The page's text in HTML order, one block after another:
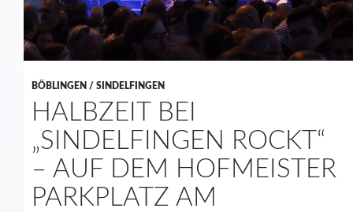
BÖBLINGEN / SINDELFINGEN
HALBZEIT BEI
„SINDELFINGEN ROCKT“
– AUF DEM HOFMEISTER
PARKPLATZ AM